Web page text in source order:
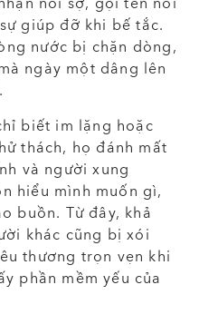
nỗi sợ, gọi tên nỗi
giúp đỡ khi bế tắc.
nước bị chặn dòng,
ngày một dâng lên
biết im lặng hoặc
thách, họ đánh mất
và người xung
hiểu mình muốn gì,
buồn. Từ đây, khả
khác cũng bị xói
thương trọn vẹn khi
phần mềm yếu của